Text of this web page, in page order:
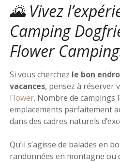
🌄 Vivez
Camping
Flower
Si vous cherchez le bon
vacances, pensez à réserver
Flower. Nombre de campings
emplacements parfaitement
dans des cadres naturels
Qu’il s’agisse de balades en
randonnées en montagne ou